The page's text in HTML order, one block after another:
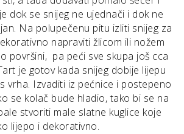
dok se snijeg ne ujednači i dok ne
Na polupečenu pitu izliti snijeg za
napraviti žlicom ili nožem
površini, pa peći sve skupa još cca
je gotov kada snijeg dobije lijepu
vrha. Izvaditi iz pećnice i postepeno
se kolač bude hladio, tako bi se na
stvoriti male slatne kuglice koje
lijepo i dekorativno.